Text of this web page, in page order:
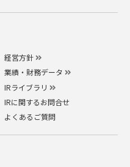
経営方針
業績・財務データ
IRライブラリ
IRに関するお問合せ
よくあるご質問